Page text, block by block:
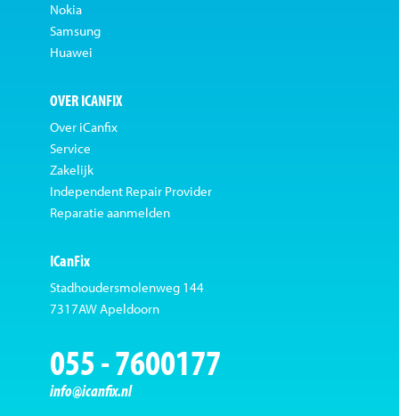
Nokia
Samsung
Huawei
OVER ICANFIX
Over iCanfix
Service
Zakelijk
Independent Repair Provider
Reparatie aanmelden
ICanFix
Stadhoudersmolenweg 144
7317AW Apeldoorn
055 - 7600177
info@icanfix.nl